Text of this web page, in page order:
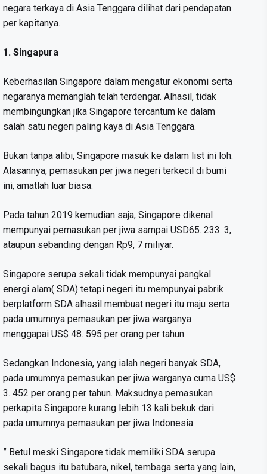
negara terkaya di Asia Tenggara dilihat dari pendapatan
per kapitanya.
1. Singapura
Keberhasilan Singapore dalam mengatur ekonomi serta
negaranya memanglah telah terdengar. Alhasil, tidak
membingungkan jika Singapore tercantum ke dalam
salah satu negeri paling kaya di Asia Tenggara.
Bukan tanpa alibi, Singapore masuk ke dalam list ini loh.
Alasannya, pemasukan per jiwa negeri terkecil di bumi
ini, amatlah luar biasa.
Pada tahun 2019 kemudian saja, Singapore dikenal
mempunyai pemasukan per jiwa sampai USD65. 233. 3,
ataupun sebanding dengan Rp9, 7 miliyar.
Singapore serupa sekali tidak mempunyai pangkal
energi alam( SDA) tetapi negeri itu mempunyai pabrik
berplatform SDA alhasil membuat negeri itu maju serta
pada umumnya pemasukan per jiwa warganya
menggapai US$ 48. 595 per orang per tahun.
Sedangkan Indonesia, yang ialah negeri banyak SDA,
pada umumnya pemasukan per jiwa warganya cuma US$
3. 452 per orang per tahun. Maksudnya pemasukan
perkapita Singapore kurang lebih 13 kali bekuk dari
pada umumnya pemasukan per jiwa Indonesia.
” Betul meski Singapore tidak memiliki SDA serupa
sekali bagus itu batubara, nikel, tembaga serta yang lain,